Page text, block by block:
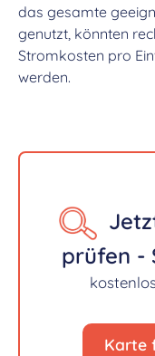
das gesamte
genutzt, könnten
Stromkosten pro
werden.
prüfen -
Karte